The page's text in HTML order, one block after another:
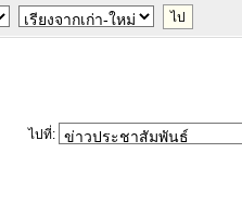
ไปที่: